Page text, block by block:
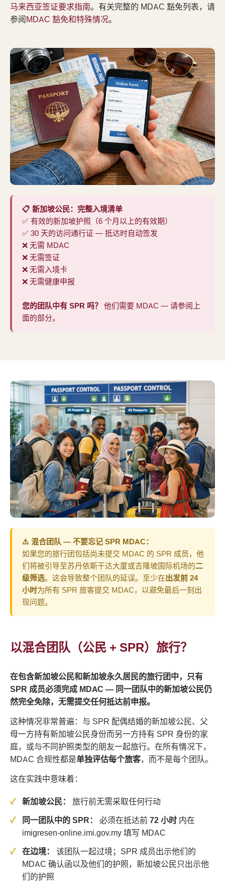
马来西亚签证要求指南。有关完整的 MDAC 豁免列表，请
参阅MDAC 豁免和特殊情况。
📋 新加坡公民：完整入境清单
✅ 有效的新加坡护照（6 个月以上的有效期）
✅ 30 天的访问通行证 — 抵达时自动签发
❌ 无需 MDAC
❌ 无需签证
❌ 无需入境卡
❌ 无需健康申报
您的团队中有 SPR 吗？ 他们需要 MDAC — 请参阅上
面的部分。
⚠️ 混合团队 — 不要忘记 SPR MDAC：
如果您的旅行团包括尚未提交 MDAC 的 SPR 成员，他
们将被引导至苏丹依斯干达大厦或吉隆坡国际机场的二
级筛选。这会导致整个团队的延误。至少在出发前 24
小时为所有 SPR 旅客提交 MDAC，以避免最后一刻出
现问题。
以混合团队（公民 + SPR）旅行？
在包含新加坡公民和新加坡永久居民的旅行团中，只有
SPR 成员必须完成 MDAC — 同一团队中的新加坡公民仍
然完全免除，无需提交任何抵达前申报。
这种情况非常普遍：与 SPR 配偶结婚的新加坡公民、父
母一方持有新加坡公民身份而另一方持有 SPR 身份的家
庭，或与不同护照类型的朋友一起旅行。在所有情况下，
MDAC 合规性都是单独评估每个旅客，而不是每个团队。
这在实践中意味着：
新加坡公民：
旅行前无需采取任何行动
同一团队中的 SPR：
必须在抵达前72 小时 内在
imigresen-online.imi.gov.my 填写 MDAC
在边境：
该团队一起过境；SPR 成员出示他们的
MDAC 确认函以及他们的护照，新加坡公民只出示他
们的护照